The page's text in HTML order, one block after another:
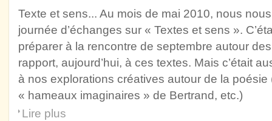
Texte et sens... Au mois de mai 2010, nous
journée d’échanges sur « Textes et sens ».
préparer à la rencontre de septembre autour
rapport, aujourd’hui, à ces textes. Mais c’était
à nos explorations créatives autour de la poésie
« hameaux imaginaires » de Bertrand, etc.)
Lire plus